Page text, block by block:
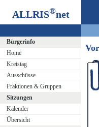
ALLRIS®net
Bürgerinfo
Home
Kreistag
Ausschüsse
Fraktionen & Gruppen
Sitzungen
Kalender
Übersicht